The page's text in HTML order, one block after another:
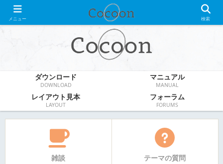
WordPress無料テーマ
ダウンロード
DOWNLOAD
マニュアル
MANUAL
レイアウト見本
LAYOUT
フォーラム
FORUMS
雑談 テーマの質問
メニュー 検索